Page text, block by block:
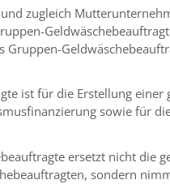
zugleich
Gruppen-
ist für die Erstellung
sowie für
ersetzt nicht die
sondern